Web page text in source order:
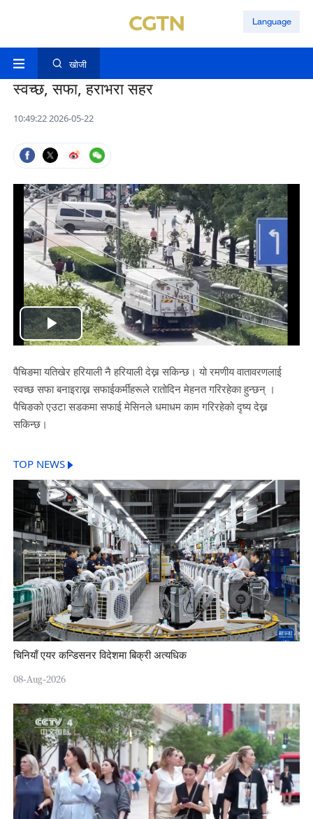
Language
खोजी
स्वच्छ, सफा, हराभरा सहर
10:49:22 2026-05-22
Play
Video
पैचिङमा यतिखेर हरियाली नै हरियाली देख्न सकिन्छ। यो रमणीय वातावरणलाई
स्वच्छ सफा बनाइराख्न सफाईकर्मीहरूले रातोदिन मेहनत गरिरहेका हुन्छन् ।
पैचिङको एउटा सडकमा सफाई मेसिनले धमाधम काम गरिरहेको दृष्य देख्न
सकिन्छ।
TOP NEWS
चिनियाँ एयर कन्डिसनर विदेशमा बिक्री अत्यधिक
08-Aug-2026